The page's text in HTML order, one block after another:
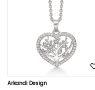
Arkandi Design